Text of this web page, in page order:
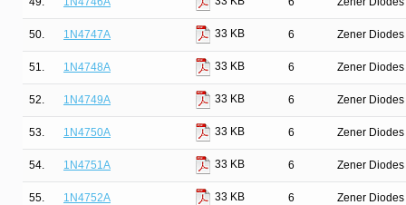
50. 1N4747A 33 KB 6 Zener
51. 1N4748A 33 KB 6 Zener
52. 1N4749A 33 KB 6 Zener
53. 1N4750A 33 KB 6 Zener
54. 1N4751A 33 KB 6 Zener
55. 1N4752A 33 KB 6 Zener